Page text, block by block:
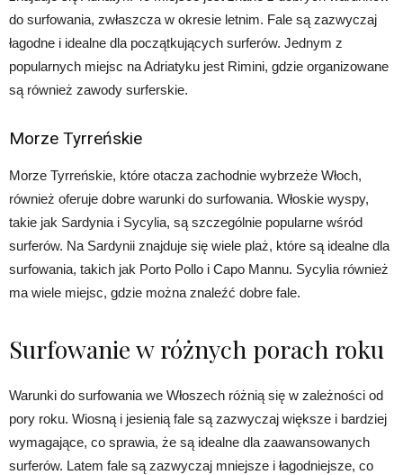
do surfowania, zwłaszcza w okresie letnim. Fale są zazwyczaj
łagodne i idealne dla początkujących surferów. Jednym z
popularnych miejsc na Adriatyku jest Rimini, gdzie organizowane
są również zawody surferskie.
Morze Tyrreńskie
Morze Tyrreńskie, które otacza zachodnie wybrzeże Włoch,
również oferuje dobre warunki do surfowania. Włoskie wyspy,
takie jak Sardynia i Sycylia, są szczególnie popularne wśród
surferów. Na Sardynii znajduje się wiele plaż, które są idealne dla
surfowania, takich jak Porto Pollo i Capo Mannu. Sycylia również
ma wiele miejsc, gdzie można znaleźć dobre fale.
Surfowanie w różnych porach roku
Warunki do surfowania we Włoszech różnią się w zależności od
pory roku. Wiosną i jesienią fale są zazwyczaj większe i bardziej
wymagające, co sprawia, że są idealne dla zaawansowanych
surferów. Latem fale są zazwyczaj mniejsze i łagodniejsze, co